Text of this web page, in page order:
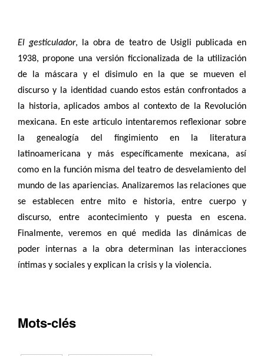
El gesticulador, la obra de teatro de Usigli publicada en
1938, propone una versión ficcionalizada de la utilización
de la máscara y el disimulo en la que se mueven el
discurso y la identidad cuando estos están confrontados a
la historia, aplicados ambos al contexto de la Revolución
mexicana. En este artículo intentaremos reflexionar sobre
la genealogía del fingimiento en la literatura
latinoamericana y más específicamente mexicana, así
como en la función misma del teatro de desvelamiento del
mundo de las apariencias. Analizaremos las relaciones que
se establecen entre mito e historia, entre cuerpo y
discurso, entre acontecimiento y puesta en escena.
Finalmente, veremos en qué medida las dinámicas de
poder internas a la obra determinan las interacciones
íntimas y sociales y explican la crisis y la violencia.
Mots-clés